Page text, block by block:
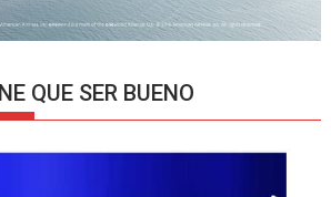
QUE SER BUENO